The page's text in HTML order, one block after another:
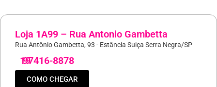
Loja 1A99 – Rua Antonio Gambetta
Rua Antônio Gambetta, 93 - Estância Suiça Serra Negra/SP
19
97416-8878
COMO CHEGAR